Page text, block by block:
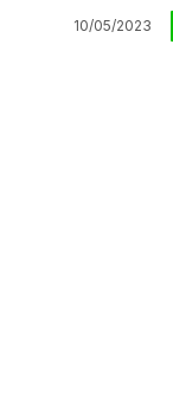
10/05/2023